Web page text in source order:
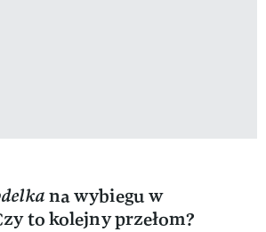
na wybiegu w
to kolejny przełom?